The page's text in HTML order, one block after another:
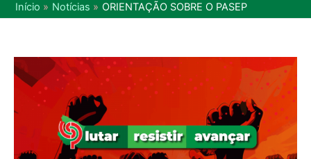
Início Notícias ORIENTAÇÃO SOBRE O PASEP